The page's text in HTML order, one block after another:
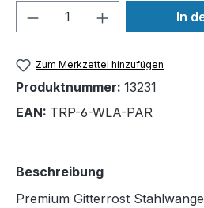
Produkt Anzahl: Gib
In
Zum Merkzettel hinzufügen
Produktnummer: 13231
EAN: TRP-6-WLA-PAR
Beschreibung
Premium Gitterrost